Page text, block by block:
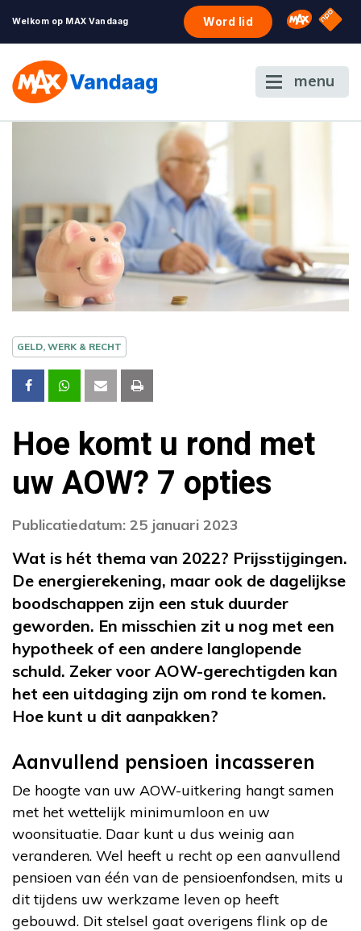
Welkom op MAX Vandaag Word lid Omroep
NPO
menu
GELD, WERK & RECHT
Hoe komt u rond met
uw AOW? 7 opties
Publicatiedatum: 25 januari 2023
Wat is hét thema van 2022? Prijsstijgingen.
De energierekening, maar ook de dagelijkse
boodschappen zijn een stuk duurder
geworden. En misschien zit u nog met een
hypotheek of een andere langlopende
schuld. Zeker voor AOW-gerechtigden kan
het een uitdaging zijn om rond te komen.
Hoe kunt u dit aanpakken?
Aanvullend pensioen incasseren
De hoogte van uw AOW-uitkering hangt samen
met het wettelijk minimumloon en uw
woonsituatie. Daar kunt u dus weinig aan
veranderen. Wel heeft u recht op een aanvullend
pensioen van één van de pensioenfondsen, mits u
dit tijdens uw werkzame leven op heeft
gebouwd. Dit stelsel gaat overigens flink op de